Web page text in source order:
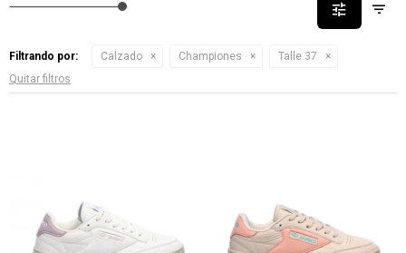
Filtrando por: Calzado Championes
Talle 37
Quitar filtros